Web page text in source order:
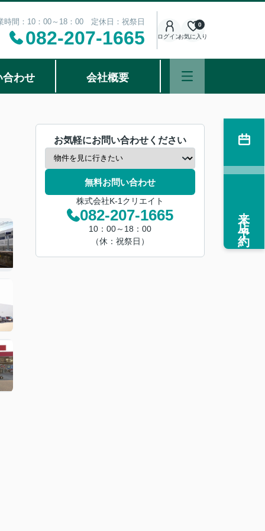
時間：10：00～18：00 定休日：祝祭日
082-207-1665 ログインお気に入り
0
合わせ 会社概要
お気軽にお問い合わせください
無料お問い合わせ
株式会社K-1クリエイト
082-207-1665
10：00～18：00
（休：祝祭日）
来店予約